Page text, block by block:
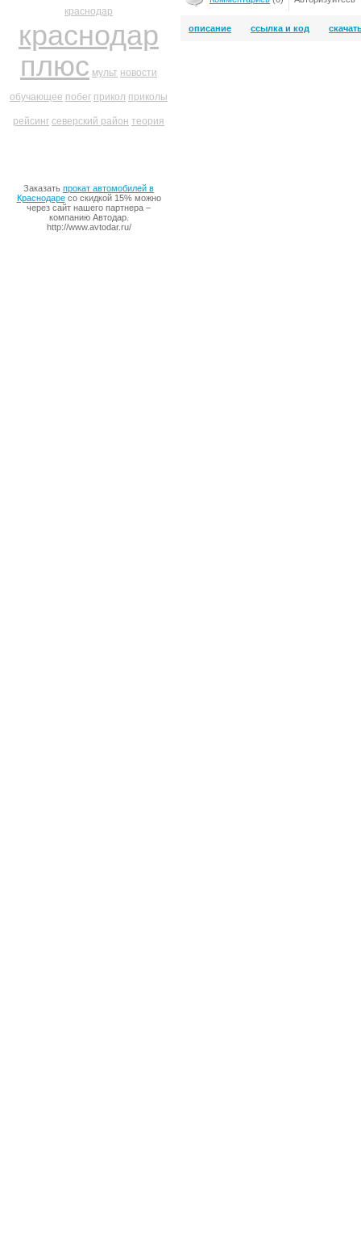
краснодар
краснодар
плюс мульт новости
обучающее побег прикол приколы
рейсинг северский район теория
Заказать прокат автомобилей в
Краснодаресо скидкой 15% можно
через сайт нашего партнера –
компанию Автодар.
http://www.avtodar.ru/
описание ссылка и код